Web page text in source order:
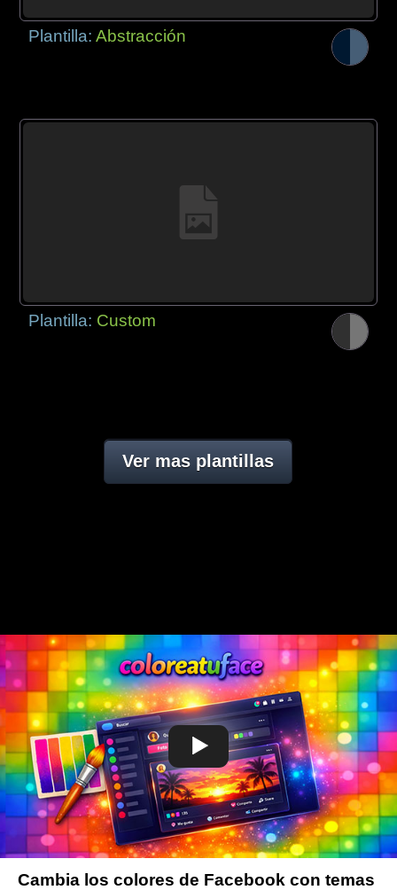
Plantilla:Abstracción
Plantilla: Custom
Ver mas plantillas
Cambia los colores de Facebook con temas